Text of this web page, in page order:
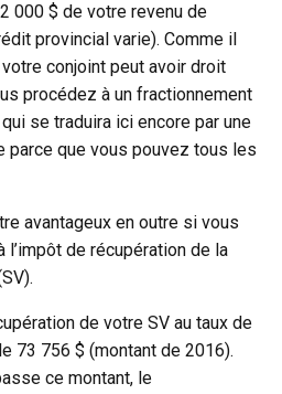
000 $ de votre revenu de
provincial varie). Comme il
conjoint peut avoir droit
procédez à un fractionnement
se traduira ici encore par une
parce que vous pouvez tous les
avantageux en outre si vous
de récupération de la
de votre SV au taux de
73 756 $ (montant de 2016).
ce montant, le